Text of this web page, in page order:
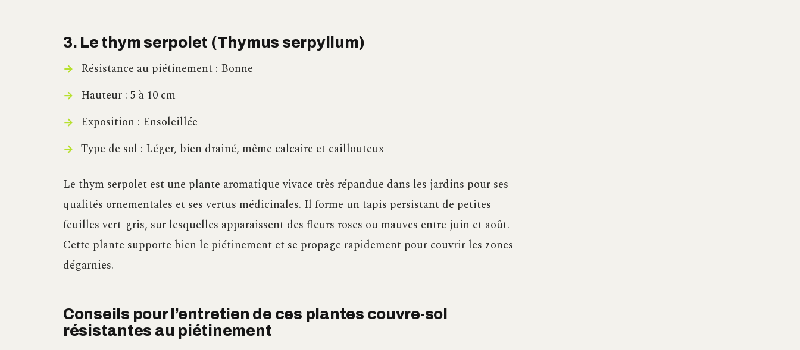
3. Le thym serpolet (Thymus serpyllum)
Résistance au piétinement : Bonne
Hauteur : 5 à 10 cm
Exposition : Ensoleillée
Type de sol : Léger, bien drainé, même calcaire et caillouteux
Le thym serpolet est une plante aromatique vivace très répandue dans les jardins pour ses
qualités ornementales et ses vertus médicinales. Il forme un tapis persistant de petites
feuilles vert-gris, sur lesquelles apparaissent des fleurs roses ou mauves entre juin et août.
Cette plante supporte bien le piétinement et se propage rapidement pour couvrir les zones
dégarnies.
Conseils pour l’entretien de ces plantes couvre-sol
résistantes au piétinement